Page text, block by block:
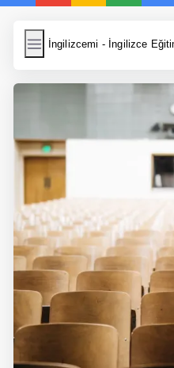
İngilizcemi - İngilizce
İngilizcemi
Wordpress Cache
İngilizce Şarkı Sözleri
5 Günde İngilizce
Bilinçaltı İngilizce
İngilizce Biyografiler